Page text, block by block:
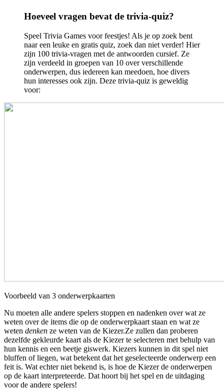
Hoeveel vragen bevat de trivia-quiz?
Speel Trivia Games voor feestjes! Als je op zoek bent
naar een leuke en gratis quiz, zoek dan niet verder! Hier
zijn 100 trivia-vragen met de antwoorden cursief. Ze
zijn verdeeld in groepen van 10 over verschillende
onderwerpen, dus iedereen kan meedoen, hoe divers
hun interesses ook zijn. Deze trivia-quiz is geweldig
voor:
Voorbeeld van 3 onderwerpkaarten
Nu moeten alle andere spelers stoppen en nadenken over wat ze
weten over de items die op de onderwerpkaart staan ​​en wat ze
weten denken ze weten van de Kiezer.Ze zullen dan proberen
dezelfde gekleurde kaart als de Kiezer te selecteren met behulp van
hun kennis en een beetje giswerk. Kiezers kunnen in dit spel niet
bluffen of liegen, wat betekent dat het geselecteerde onderwerp een
feit is. Wat echter niet bekend is, is hoe de Kiezer de onderwerpen
op de kaart interpreteerde. Dat hoort bij het spel en de uitdaging
voor de andere spelers!